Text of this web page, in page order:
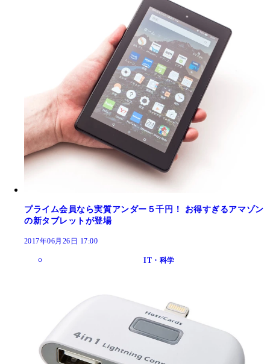
プライム会員なら実質アンダー５千円！ お得すぎるアマゾン
の新タブレットが登場
2017年06月26日 17:00
IT・科学